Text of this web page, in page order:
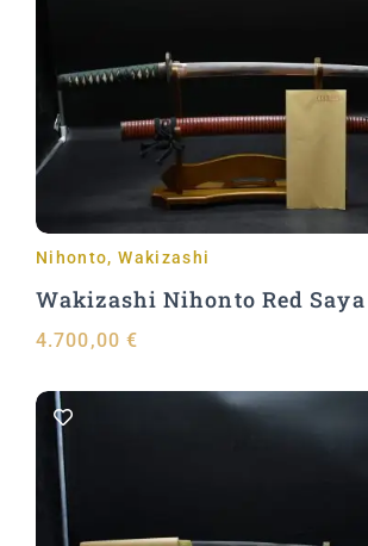
Aggiungi al carrello
Nihonto, Wakizashi
Wakizashi Nihonto Red Saya
4.700,00 €